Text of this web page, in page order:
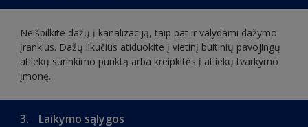
Neišpilkite dažų į kanalizaciją, taip pat ir valydami dažymo
įrankius. Dažų likučius atiduokite į vietinį buitinių pavojingų
atliekų surinkimo punktą arba kreipkitės į atliekų tvarkymo
įmonę.
3. Laikymo sąlygos